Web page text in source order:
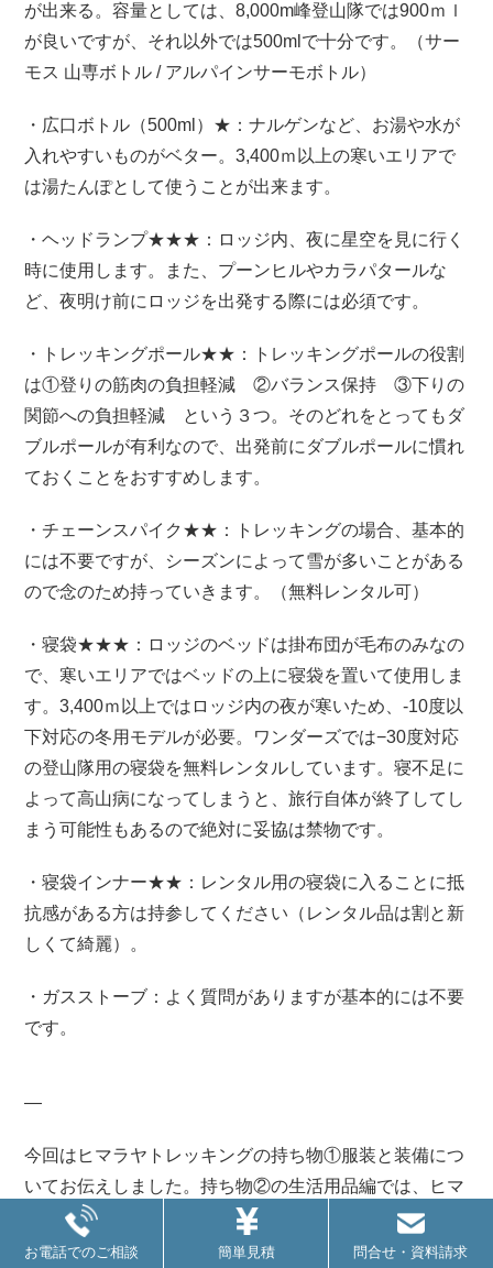
が出来る。容量としては、8,000m峰登山隊では900ｍｌ
が良いですが、それ以外では500mlで十分です。（サー
モス 山専ボトル / アルパインサーモボトル）
・広口ボトル（500ml）★：ナルゲンなど、お湯や水が
入れやすいものがベター。3,400ｍ以上の寒いエリアで
は湯たんぽとして使うことが出来ます。
・ヘッドランプ★★★：ロッジ内、夜に星空を見に行く
時に使用します。また、プーンヒルやカラパタールな
ど、夜明け前にロッジを出発する際には必須です。
・トレッキングポール★★：トレッキングポールの役割
は①登りの筋肉の負担軽減 ②バランス保持 ③下りの
関節への負担軽減 という３つ。そのどれをとってもダ
ブルポールが有利なので、出発前にダブルポールに慣れ
ておくことをおすすめします。
・チェーンスパイク★★：トレッキングの場合、基本的
には不要ですが、シーズンによって雪が多いことがある
ので念のため持っていきます。（無料レンタル可）
・寝袋★★★：ロッジのベッドは掛布団が毛布のみなの
で、寒いエリアではベッドの上に寝袋を置いて使用しま
す。3,400ｍ以上ではロッジ内の夜が寒いため、-10度以
下対応の冬用モデルが必要。ワンダーズでは−30度対応
の登山隊用の寝袋を無料レンタルしています。寝不足に
よって高山病になってしまうと、旅行自体が終了してし
まう可能性もあるので絶対に妥協は禁物です。
・寝袋インナー★★：レンタル用の寝袋に入ることに抵
抗感がある方は持参してください（レンタル品は割と新
しくて綺麗）。
・ガスストーブ：よく質問がありますが基本的には不要
です。
—
今回はヒマラヤトレッキングの持ち物①服装と装備につ
いてお伝えしました。持ち物②の生活用品編では、ヒマ
ラヤトレッキングが快適になるグッズを盛りだくさんご
紹介していますので、合わせてご確認ください。
お電話でのご相談 簡単見積 問合せ・資料請求